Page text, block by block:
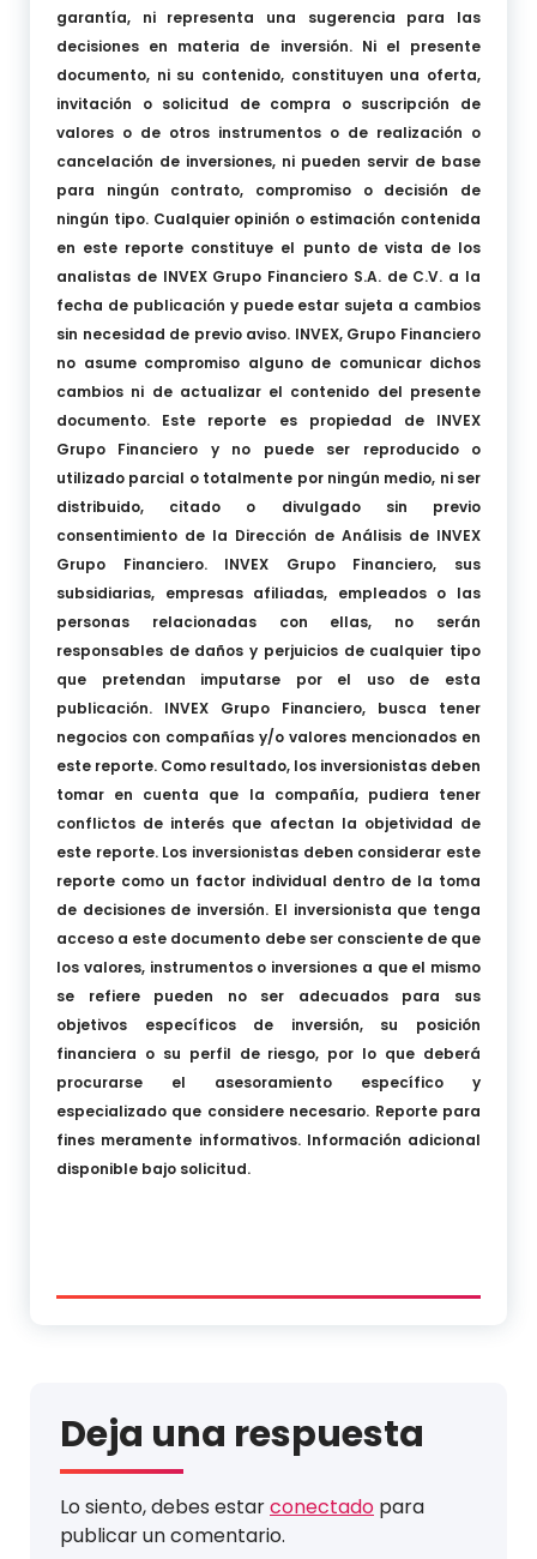
garantía, ni representa una sugerencia para las
decisiones en materia de inversión. Ni el presente
documento, ni su contenido, constituyen una oferta,
invitación o solicitud de compra o suscripción de
valores o de otros instrumentos o de realización o
cancelación de inversiones, ni pueden servir de base
para ningún contrato, compromiso o decisión de
ningún tipo. Cualquier opinión o estimación contenida
en este reporte constituye el punto de vista de los
analistas de INVEX Grupo Financiero S.A. de C.V. a la
fecha de publicación y puede estar sujeta a cambios
sin necesidad de previo aviso. INVEX, Grupo Financiero
no asume compromiso alguno de comunicar dichos
cambios ni de actualizar el contenido del presente
documento. Este reporte es propiedad de INVEX
Grupo Financiero y no puede ser reproducido o
utilizado parcial o totalmente por ningún medio, ni ser
distribuido, citado o divulgado sin previo
consentimiento de la Dirección de Análisis de INVEX
Grupo Financiero. INVEX Grupo Financiero, sus
subsidiarias, empresas afiliadas, empleados o las
personas relacionadas con ellas, no serán
responsables de daños y perjuicios de cualquier tipo
que pretendan imputarse por el uso de esta
publicación. INVEX Grupo Financiero, busca tener
negocios con compañías y/o valores mencionados en
este reporte. Como resultado, los inversionistas deben
tomar en cuenta que la compañía, pudiera tener
conflictos de interés que afectan la objetividad de
este reporte. Los inversionistas deben considerar este
reporte como un factor individual dentro de la toma
de decisiones de inversión. El inversionista que tenga
acceso a este documento debe ser consciente de que
los valores, instrumentos o inversiones a que el mismo
se refiere pueden no ser adecuados para sus
objetivos específicos de inversión, su posición
financiera o su perfil de riesgo, por lo que deberá
procurarse el asesoramiento específico y
especializado que considere necesario. Reporte para
fines meramente informativos. Información adicional
disponible bajo solicitud.
Deja una respuesta
Lo siento, debes estarconectado para
publicar un comentario.